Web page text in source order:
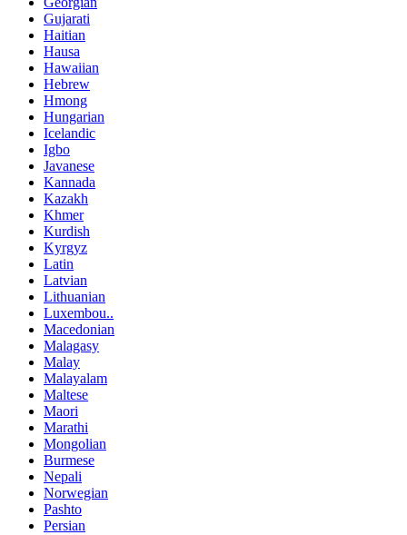
Gujarati
Haitian
Hausa
Hawaiian
Hebrew
Hmong
Hungarian
Icelandic
Igbo
Javanese
Kannada
Kazakh
Khmer
Kurdish
Kyrgyz
Latin
Latvian
Lithuanian
Luxembou..
Macedonian
Malagasy
Malay
Malayalam
Maltese
Maori
Marathi
Mongolian
Burmese
Nepali
Norwegian
Pashto
Persian